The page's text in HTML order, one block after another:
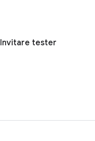
Invitare tester